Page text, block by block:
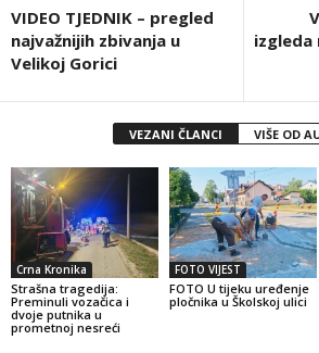
VIDEO TJEDNIK – pregled
najvažnijih zbivanja u
Velikoj Gorici
izgleda
VEZANI ČLANCI VIŠE OD
Crna Kronika
Strašna tragedija:
Preminuli vozačica i
dvoje putnika u
prometnoj nesreći
FOTO VIJEST
FOTO U tijeku uređenje
pločnika u Školskoj ulici